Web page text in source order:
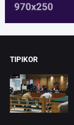
TIPIKOR